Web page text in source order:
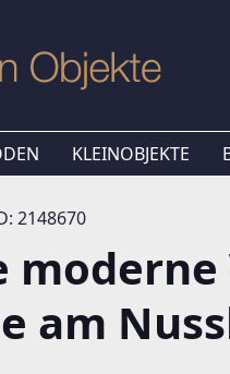
KLEINOBJEKTE
2148670
am